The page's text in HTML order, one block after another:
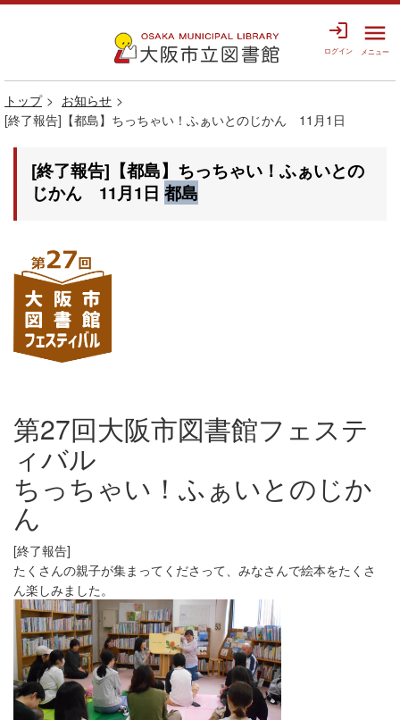
login
ログイン
menu
メニュー
トップ
お知らせ
[終了報告]【都島】ちっちゃい！ふぁいとのじかん 11月1日
[終了報告]【都島】ちっちゃい！ふぁいとの
じかん 11月1日 都島
第27回大阪市図書館フェステ
ィバル
ちっちゃい！ふぁいとのじか
ん
[終了報告]
たくさんの親子が集まってくださって、みなさんで絵本をたくさ
ん楽しみました。